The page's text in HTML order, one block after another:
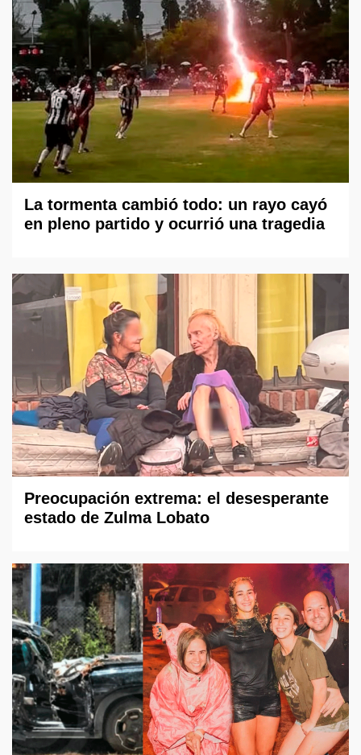
La tormenta cambió todo: un rayo cayó
en pleno partido y ocurrió una tragedia
Preocupación extrema: el desesperante
estado de Zulma Lobato